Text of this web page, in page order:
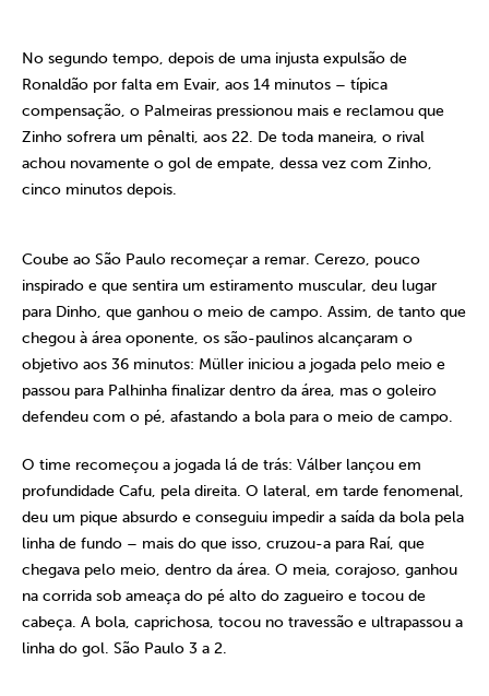
No segundo tempo, depois de uma injusta expulsão de
Ronaldão por falta em Evair, aos 14 minutos – típica
compensação, o Palmeiras pressionou mais e reclamou que
Zinho sofrera um pênalti, aos 22. De toda maneira, o rival
achou novamente o gol de empate, dessa vez com Zinho,
cinco minutos depois.
Coube ao São Paulo recomeçar a remar. Cerezo, pouco
inspirado e que sentira um estiramento muscular, deu lugar
para Dinho, que ganhou o meio de campo. Assim, de tanto que
chegou à área oponente, os são-paulinos alcançaram o
objetivo aos 36 minutos: Müller iniciou a jogada pelo meio e
passou para Palhinha finalizar dentro da área, mas o goleiro
defendeu com o pé, afastando a bola para o meio de campo.
O time recomeçou a jogada lá de trás: Válber lançou em
profundidade Cafu, pela direita. O lateral, em tarde fenomenal,
deu um pique absurdo e conseguiu impedir a saída da bola pela
linha de fundo – mais do que isso, cruzou-a para Raí, que
chegava pelo meio, dentro da área. O meia, corajoso, ganhou
na corrida sob ameaça do pé alto do zagueiro e tocou de
cabeça. A bola, caprichosa, tocou no travessão e ultrapassou a
linha do gol. São Paulo 3 a 2.